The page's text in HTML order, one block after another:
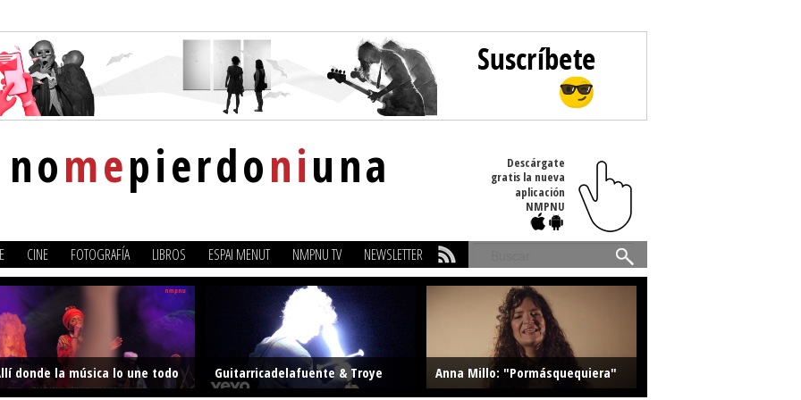
nomepierdoniuna
Descárgate
gratis la nueva
aplicación
NMPNU
CINE FOTOGRAFÍA LIBROS ESPAI MENUT NMPNU TV NEWSLETTER
Buscar
donde la música lo une todo
Guitarricadelafuente & Troye
Anna Millo: "Pormásquequiera"